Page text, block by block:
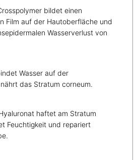
bildet einen
Film auf der Hautoberfläche und
Wasserverlust von
Wasser auf der
das Stratum corneum.
haftet am Stratum
Feuchtigkeit und repariert